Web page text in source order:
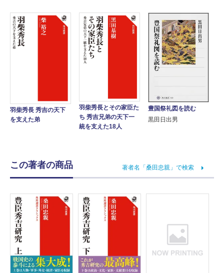
羽柴秀長 秀吉の天下
を支えた弟
羽柴秀長とその家臣た
ち 秀吉兄弟の天下一
統を支えた18人
豊国祭礼図を読む
黒田日出男
この著者の商品 著者名「桑田忠親」で検索